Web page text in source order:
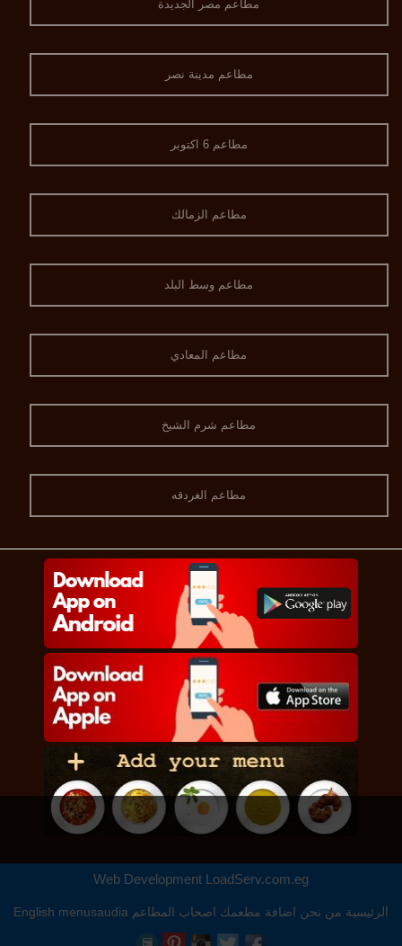
مطاعم مصر الجديدة
مطاعم مدينة نصر
مطاعم 6 اكتوبر
مطاعم الزمالك
مطاعم وسط البلد
مطاعم المعادي
مطاعم شرم الشيخ
مطاعم الغردقه
Web Development LoadServ.com.eg
الرئيسية من نحن اضافة مطعمك اصحاب المطاعم menusaudia
English